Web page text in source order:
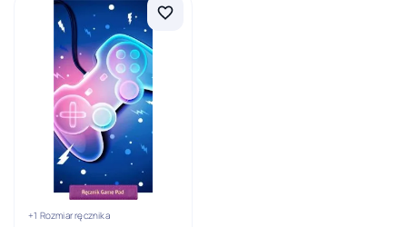
Angry Birds
Bing
Chuggington
Disney Aristocats Marie
Disney Cars
Disney Fairies
+1 Rozmiar ręcznika